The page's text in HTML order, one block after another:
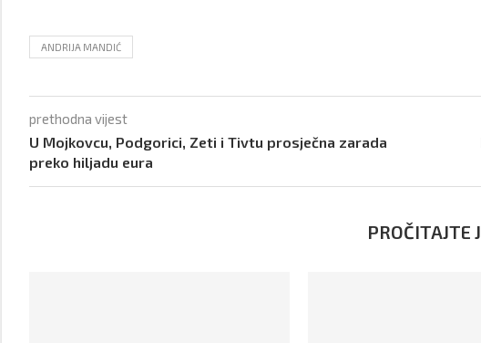
ANDRIJA MANDIĆ
prethodna vijest
U Mojkovcu, Podgorici, Zeti i Tivtu prosječna zarada
preko hiljadu eura
PROČITAJTE